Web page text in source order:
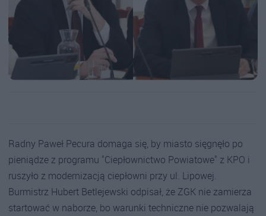
Radny Paweł Pecura domaga się, by miasto sięgnęło po
pieniądze z programu "Ciepłownictwo Powiatowe" z KPO i
ruszyło z modernizacją ciepłowni przy ul. Lipowej.
Burmistrz Hubert Betlejewski odpisał, że ZGK nie zamierza
startować w naborze, bo warunki techniczne nie pozwalają